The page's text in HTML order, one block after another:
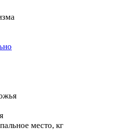
место, кг